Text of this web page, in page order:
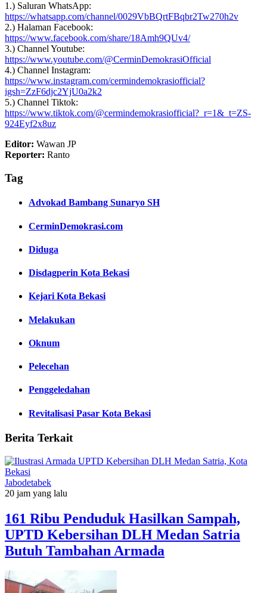
1.) Saluran WhatsApp:
https://whatsapp.com/channel/0029VbBQrtFBqbr2Tw270h2v
2.) Halaman Facebook:
https://www.facebook.com/share/18Amh9QUv4/
3.) Channel Youtube:
https://www.youtube.com/@CerminDemokrasiOfficial
4.) Channel Instagram:
https://www.instagram.com/cermindemokrasiofficial?
igsh=ZzF6djc2YjU0a2k2
5.) Channel Tiktok:
https://www.tiktok.com/@cermindemokrasiofficial?_r=1&_t=ZS-
924Eyf2x8uz
Editor: Wawan JP
Reporter: Ranto
Tag
Advokad Bambang Sunaryo SH
CerminDemokrasi.com
Diduga
Disdagperin Kota Bekasi
Kejari Kota Bekasi
Melakukan
Oknum
Pelecehan
Penggeledahan
Revitalisasi Pasar Kota Bekasi
Berita Terkait
Jabodetabek
20 jam yang lalu
161 Ribu Penduduk Hasilkan Sampah,
UPTD Kebersihan DLH Medan Satria
Butuh Tambahan Armada